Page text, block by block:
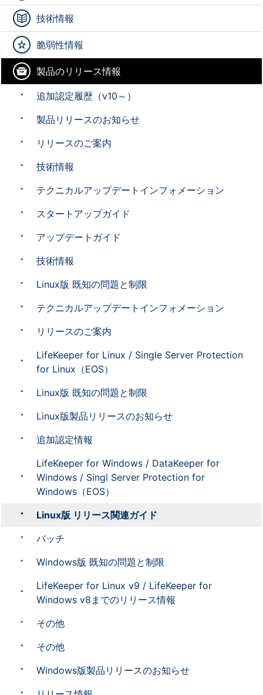
技術情報
脆弱性情報
製品のリリース情報
追加認定履歴（v10～）
製品リリースのお知らせ
リリースのご案内
技術情報
テクニカルアップデートインフォメーション
スタートアップガイド
アップデートガイド
技術情報
Linux版 既知の問題と制限
テクニカルアップデートインフォメーション
リリースのご案内
LifeKeeper for Linux / Single Server Protection
for Linux（EOS）
Linux版 既知の問題と制限
Linux版製品リリースのお知らせ
追加認定情報
LifeKeeper for Windows / DataKeeper for
Windows / Singl Server Protection for
Windows（EOS）
Linux版 リリース関連ガイド
パッチ
Windows版 既知の問題と制限
LifeKeeper for Linux v9 / LifeKeeper for
Windows v8までのリリース情報
その他
その他
Windows版製品リリースのお知らせ